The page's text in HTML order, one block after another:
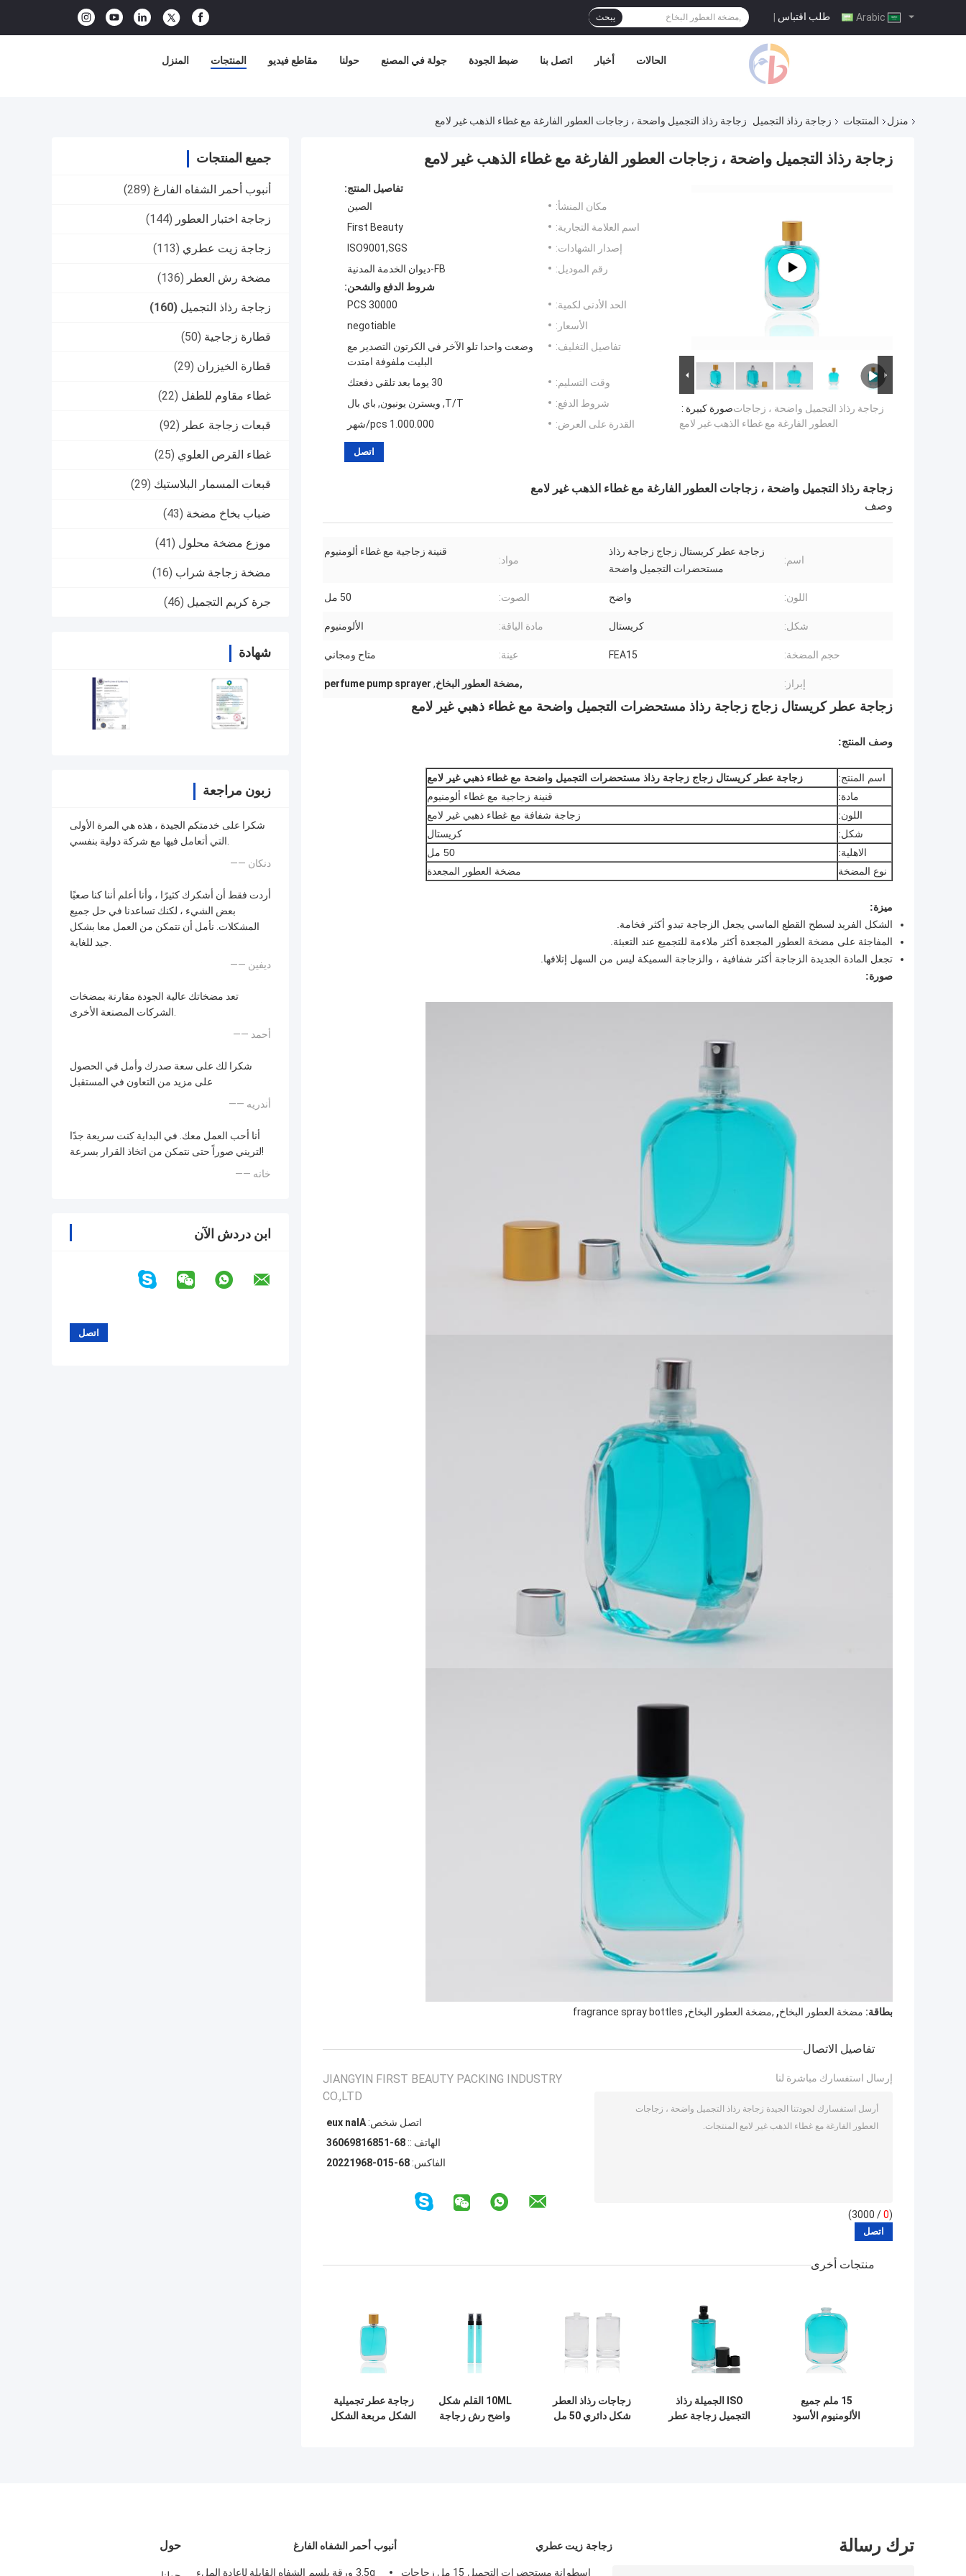
طلب اقتباس | يبحث
المنزل المنتجات مقاطع فيديو حولنا جولة في المصنع ضبط الجودة اتصل بنا أخبار الحالات
منزل المنتجات زجاجة رذاذ التجميل زجاجة رذاذ التجميل واضحة ، زجاجات العطور الفارغة مع غطاء الذهب غير لامع
جميع المنتجات
أنبوب أحمر الشفاه الفارغ (289)
زجاجة اختبار العطور (144)
زجاجة زيت عطري (113)
مضخة رش العطر (136)
زجاجة رذاذ التجميل (160)
قطارة زجاجية (50)
قطارة الخيزران (29)
غطاء مقاوم للطفل (22)
قبعات زجاجة عطر (92)
غطاء القرص العلوي (25)
قبعات المسمار البلاستيك (29)
ضباب بخاخ مضخة (43)
موزع مضخة محلول (41)
مضخة زجاجة شراب (16)
جرة كريم التجميل (46)
شهادة
زبون مراجعة
شكرا على خدمتكم الجيدة ، هذه هي المرة الأولى
التي أتعامل فيها مع شركة دولية بنفسي.
—— دنكان
أردت فقط أن أشكرك كثيرًا ، وأنا أعلم أننا كنا صعبًا
بعض الشيء ، لكنك تساعدنا في حل جميع
المشكلات. نأمل أن نتمكن من العمل معا بشكل
جيد للغاية.
—— ديفين
تعد مضخاتك عالية الجودة مقارنة بمضخات
الشركات المصنعة الأخرى.
—— أحمد
شكرا لك على سعة صدرك وأمل في الحصول
على مزيد من التعاون في المستقبل
—— أندريه
أنا أحب العمل معك. في البداية كنت سريعة جدًا
لتريني صوراً حتى نتمكن من اتخاذ القرار بسرعة!
—— خانه
ابن دردش الآن
زجاجة رذاذ التجميل واضحة ، زجاجات العطور الفارغة مع غطاء الذهب غير لامع
صورة كبيرة :زجاجة رذاذ التجميل واضحة ، زجاجات
العطور الفارغة مع غطاء الذهب غير لامع
تفاصيل المنتج:
مكان المنشأ:
الصين
اسم العلامة التجارية:
First Beauty
إصدار الشهادات:
ISO9001,SGS
رقم الموديل:
FB-ديوان الخدمة المدنية
شروط الدفع والشحن:
الحد الأدنى لكمية:
30000 PCS
الأسعار:
negotiable
تفاصيل التغليف:
وضعت واحدا تلو الآخر في الكرتون التصدير مع
البليت ملفوفة امتدت
وقت التسليم:
30 يوما بعد تلقي دفعتك
شروط الدفع:
T/T, ويسترن يونيون, باي بال
القدرة على العرض:
1.000.000 pcs/شهر
اتصل
زجاجة رذاذ التجميل واضحة ، زجاجات العطور الفارغة مع غطاء الذهب غير لامع
وصف
اسم:
زجاجة عطر كريستال زجاج زجاجة رذاذ
مستحضرات التجميل واضحة
مواد:
قنينة زجاجية مع غطاء ألومنيوم
اللون: واضح الصوت: 50 مل
شكل: كريستال مادة الياقة: الألومنيوم
حجم المضخة: FEA15 عينة: متاح ومجاني
إبراز: ,مضخة العطور البخاخ,
perfume pump sprayer
زجاجة عطر كريستال زجاج زجاجة رذاذ مستحضرات التجميل واضحة مع غطاء ذهبي غير لامع
وصف المنتج:
اسم المنتج:
زجاجة عطر كريستال زجاج زجاجة رذاذ مستحضرات التجميل واضحة مع غطاء ذهبي غير لامع
مادة:
قنينة زجاجية مع غطاء ألومنيوم
اللون:
زجاجة شفافة مع غطاء ذهبي غير لامع
شكل:
كريستال
الاهلية:
50 مل
نوع المضخة
مضخة العطور المجعدة
ميزة:
الشكل الفريد لسطح القطع الماسي يجعل الزجاجة تبدو أكثر فخامة.
المفاجئة على مضخة العطور المجعدة أكثر ملاءمة للتجميع عند التعبئة.
تجعل المادة الجديدة الزجاجة أكثر شفافية ، والزجاجة السميكة ليس من السهل إتلافها.
صورة:
بطاقة: مضخة العطور البخاخ, ,مضخة العطور البخاخ,
fragrance spray bottles
تفاصيل الاتصال
JIANGYIN FIRST BEAUTY PACKING INDUSTRY
CO.,LTD
اتصل شخص:Alan xue
الهاتف :: 86-15861896063
الفاكس: 86-510-86912202
إرسال استفسارك مباشرة لنا
(
0
/ 3000)
منتجات أخرى
15 ملم جميع
الألومنيوم الأسود
ISO الجميلة رذاذ
التجميل زجاجة عطر
زجاجات رذاذ العطر
شكل دائري 50 مل
10ML القلم شكل
واضح رش زجاجة
زجاجة عطر تجميلية
الشكل مربعة الشكل
حول أنبوب أحمر الشفاه الفارغ
3.5g ورقة بلسم الشفاه القابلة لإعادة الملء
زجاجة زيت عطري
اسطوانة مستحضرات التجميل 15 مل زجاجات
ترك رسالة